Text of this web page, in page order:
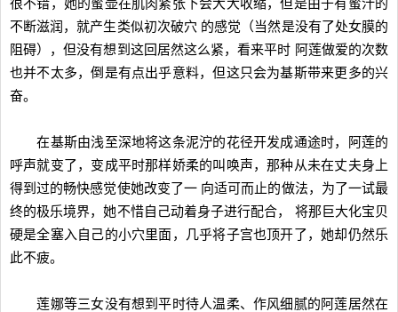
很不错，她的蜜壶在肌肉紧张下会大大收缩，但是由于有蜜汁的
不断滋润，就产生类似初次破穴 的感觉（当然是没有了处女膜的
阻碍），但没有想到这回居然这么紧，看来平时 阿莲做爱的次数
也并不太多，倒是有点出乎意料，但这只会为基斯带来更多的兴
奋。
在基斯由浅至深地将这条泥泞的花径开发成通途时，阿莲的
呼声就变了，变成平时那样娇柔的叫唤声，那种从未在丈夫身上
得到过的畅快感觉使她改变了一 向适可而止的做法，为了一试最
终的极乐境界，她不惜自己动着身子进行配合， 将那巨大化宝贝
硬是全塞入自己的小穴里面，几乎将子宫也顶开了，她却仍然乐
此不疲。
莲娜等三女没有想到平时待人温柔、作风细腻的阿莲居然在